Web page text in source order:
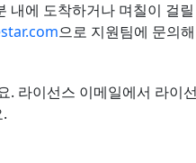
에 도착하거나 며칠이 걸
으로 지원팀에 문의
라이선스 이메일에서 라이